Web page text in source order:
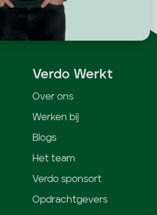
Verdo Werkt
Over ons
Werken bij
Blogs
Het team
Verdo sponsort
Opdrachtgevers